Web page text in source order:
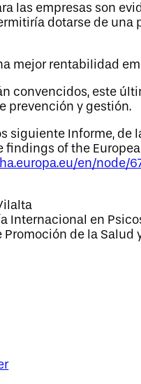
las empresas son
dotarse de una
mejor rentabilidad
convencidos, este
prevención y gestión.
siguiente Informe, de
of the
en/node/
Internacional en
de la Salud